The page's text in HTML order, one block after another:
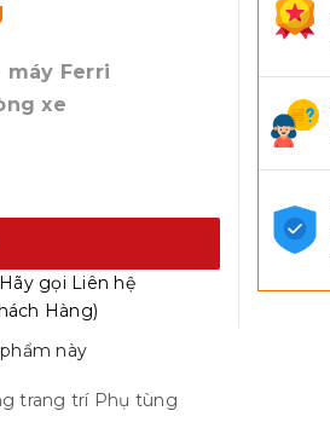
máy Ferri
xe
Hãy gọi Liên hệ
Hàng)
này
trang trí Phụ tùng